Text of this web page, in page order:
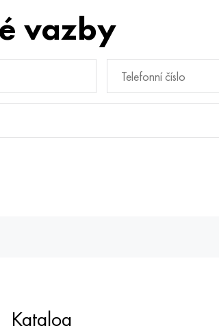
vazby
Katalog